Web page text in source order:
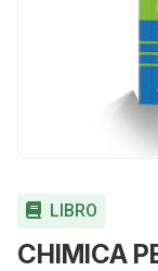
LIBRO
CHIMICA